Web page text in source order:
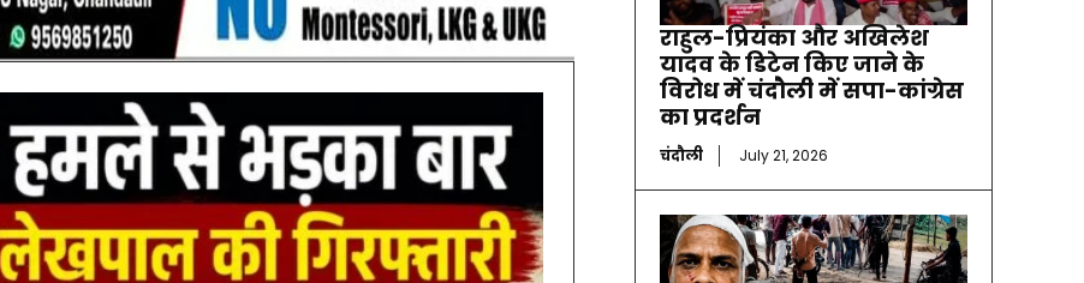
राहुल-प्रियंका और अखिलेश
यादव के डिटेन किए जाने के
विरोध में चंदौली में सपा-कांग्रेस
का प्रदर्शन
चंदौली July 21, 2026